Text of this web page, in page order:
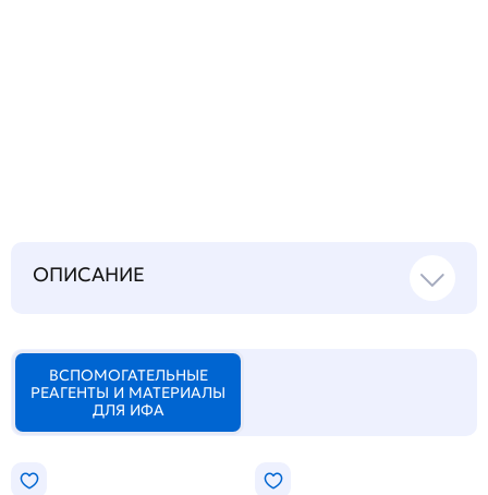
ОПИСАНИЕ
ВСПОМОГАТЕЛЬНЫЕ
РЕАГЕНТЫ И МАТЕРИАЛЫ
ДЛЯ ИФА